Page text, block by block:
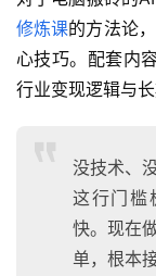
修炼课的方法论
心技巧。配套内
行业变现逻辑与长
没技术、
这行门槛
快。现在
单，根本